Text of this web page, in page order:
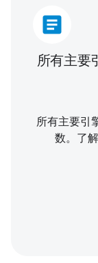
article
所有主要
所有主要引
数。了